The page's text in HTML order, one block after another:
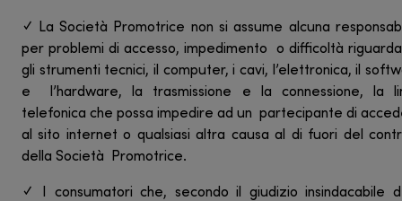
✓ La Società Promotrice non si assume alcuna
per problemi di accesso, impedimento o difficoltà
gli strumenti tecnici, il computer, i cavi, l’elettronica, il
e l’hardware, la trasmissione e la connessione, la
telefonica che possa impedire ad un partecipante di
al sito internet o qualsiasi altra causa al di fuori del
della Società Promotrice.
✓ I consumatori che, secondo il giudizio insindacabile